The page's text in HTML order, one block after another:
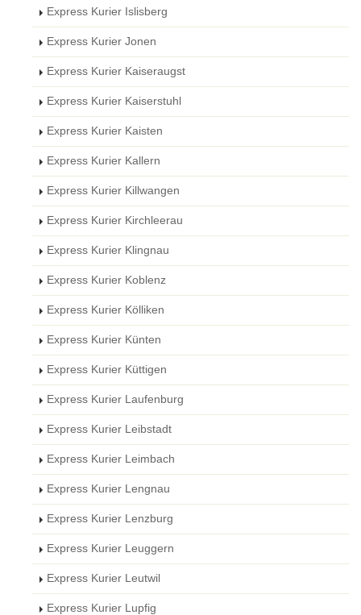
Express Kurier Islisberg
Express Kurier Jonen
Express Kurier Kaiseraugst
Express Kurier Kaiserstuhl
Express Kurier Kaisten
Express Kurier Kallern
Express Kurier Killwangen
Express Kurier Kirchleerau
Express Kurier Klingnau
Express Kurier Koblenz
Express Kurier Kölliken
Express Kurier Künten
Express Kurier Küttigen
Express Kurier Laufenburg
Express Kurier Leibstadt
Express Kurier Leimbach
Express Kurier Lengnau
Express Kurier Lenzburg
Express Kurier Leuggern
Express Kurier Leutwil
Express Kurier Lupfig